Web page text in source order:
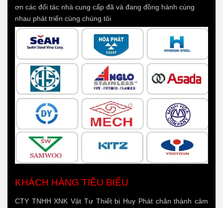
ơn các đối tác nhà cung cấp đã và đang đồng hành cùng
nhau phát triển cùng chúng tôi
KHÁCH HÀNG TIÊU BIỂU
CTY TNHH XNK Vật Tư Thiết bị Huy Phát chân thành cảm